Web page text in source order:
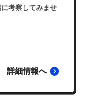
考察してみませ
詳細情報へ